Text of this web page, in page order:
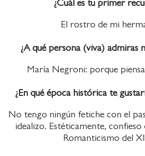
¿Cuál es tu primer
El rostro de mi
¿A qué persona (viva) admiras
María Negroni: porque
¿En qué época histórica te
No tengo ningún fetiche con el
idealizo. Estéticamente, confieso
Romanticismo del